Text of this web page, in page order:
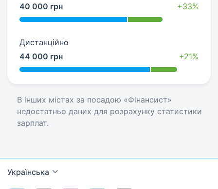
40 000 грн
+33%
Дистанційно
44 000 грн
+21%
В інших містах за посадою «Фінансист»
недостатньо даних для розрахунку статистики
зарплат.
Українська